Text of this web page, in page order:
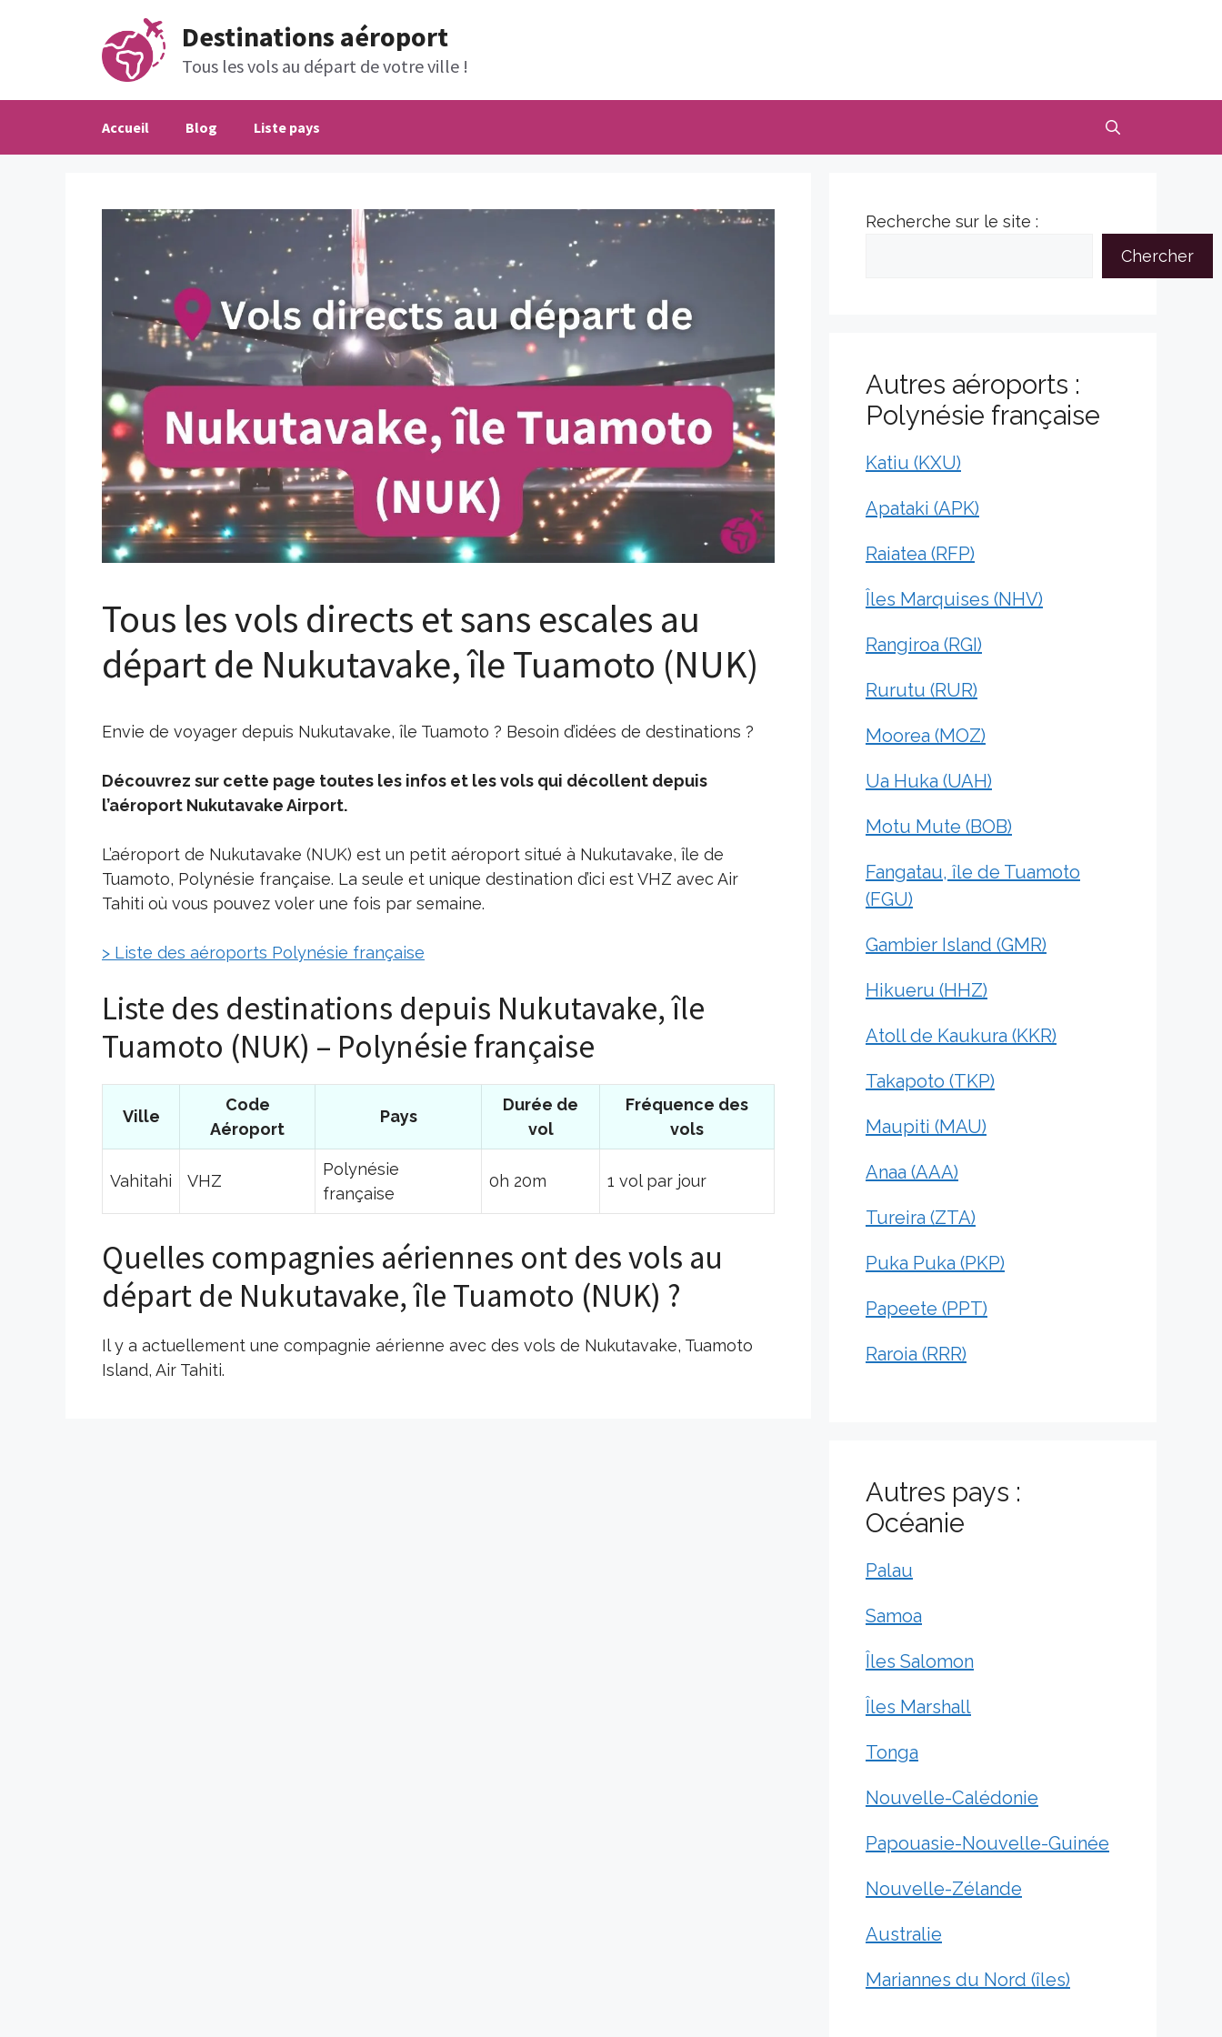
Destinations aéroport
Tous les vols au départ de votre ville !
Accueil Blog Liste pays
Tous les vols directs et sans escales au
départ de Nukutavake, île Tuamoto (NUK)
Envie de voyager depuis Nukutavake, île Tuamoto ? Besoin d’idées de destinations ?
Découvrez sur cette page toutes les infos et les vols qui décollent depuis
l’aéroport Nukutavake Airport.
L’aéroport de Nukutavake (NUK) est un petit aéroport situé à Nukutavake, île de
Tuamoto, Polynésie française. La seule et unique destination d’ici est VHZ avec Air
Tahiti où vous pouvez voler une fois par semaine.
> Liste des aéroports Polynésie française
Liste des destinations depuis Nukutavake, île
Tuamoto (NUK) – Polynésie française
Ville
Code
Aéroport
Pays
Durée de
vol
Fréquence des
vols
Vahitahi VHZ
Polynésie
française
0h 20m 1 vol par jour
Quelles compagnies aériennes ont des vols au
départ de Nukutavake, île Tuamoto (NUK) ?
Il y a actuellement une compagnie aérienne avec des vols de Nukutavake, Tuamoto
Island, Air Tahiti.
Recherche sur le site :
Chercher
Autres aéroports :
Polynésie française
Katiu (KXU)
Apataki (APK)
Raiatea (RFP)
Îles Marquises (NHV)
Rangiroa (RGI)
Rurutu (RUR)
Moorea (MOZ)
Ua Huka (UAH)
Motu Mute (BOB)
Fangatau, île de Tuamoto
(FGU)
Gambier Island (GMR)
Hikueru (HHZ)
Atoll de Kaukura (KKR)
Takapoto (TKP)
Maupiti (MAU)
Anaa (AAA)
Tureira (ZTA)
Puka Puka (PKP)
Papeete (PPT)
Raroia (RRR)
Autres pays :
Océanie
Palau
Samoa
Îles Salomon
Îles Marshall
Tonga
Nouvelle-Calédonie
Papouasie-Nouvelle-Guinée
Nouvelle-Zélande
Australie
Mariannes du Nord (îles)